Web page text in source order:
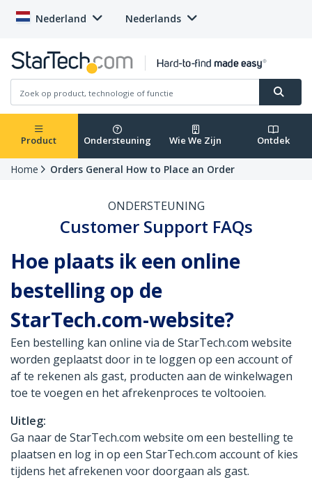
Nederland Nederlands
Product Ondersteuning Wie We Zijn Ontdek
Home Orders General How to Place an Order
ONDERSTEUNING
Customer Support FAQs
Hoe plaats ik een online
bestelling op de
StarTech.com-website?
Een bestelling kan online via de StarTech.com website
worden geplaatst door in te loggen op een account of
af te rekenen als gast, producten aan de winkelwagen
toe te voegen en het afrekenproces te voltooien.
Uitleg:
Ga naar de StarTech.com website om een bestelling te
plaatsen en log in op een StarTech.com account of kies
tijdens het afrekenen voor doorgaan als gast.